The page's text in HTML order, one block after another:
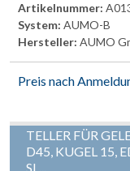
Artikelnummer:
System: AUMO-B
Hersteller: AUMO
Preis nach
TELLER FÜR
D45, KUGEL 15,
SL...